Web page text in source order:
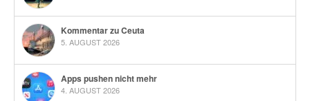
Kommentar zu Ceuta
5. AUGUST 2026
Apps pushen nicht mehr
4. AUGUST 2026